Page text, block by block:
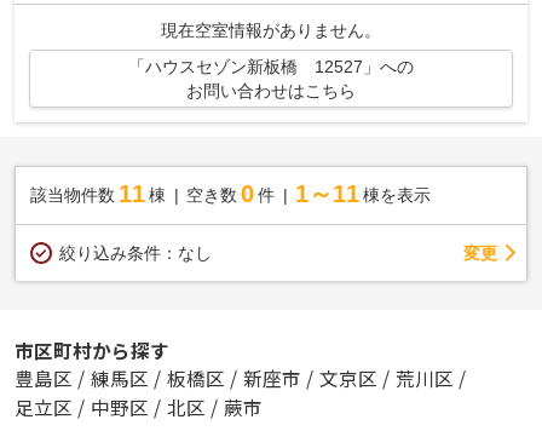
現在空室情報がありません。
「ハウスセゾン新板橋 12527」への
お問い合わせはこちら
該当物件数 11棟 空き数 0 件 1～11 棟を表示
絞り込み条件： なし 変更
市区町村から探す
豊島区 / 練馬区 / 板橋区 / 新座市 / 文京区 / 荒川区 /
足立区 / 中野区 / 北区 / 蕨市